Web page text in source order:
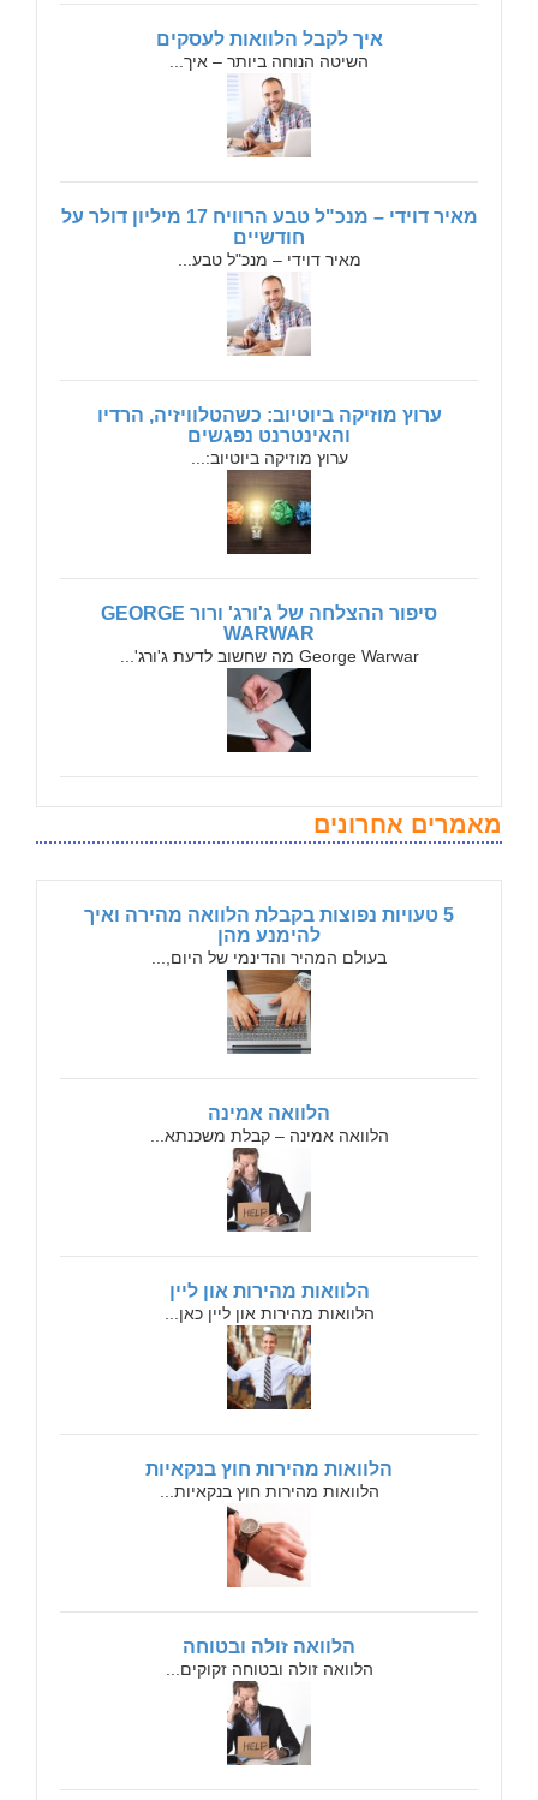
איך לקבל הלוואות לעסקים
השיטה הנוחה ביותר – איך...
מאיר דוידי – מנכ"ל טבע הרוויח 17 מיליון דולר על
חודשיים
מאיר דוידי – מנכ"ל טבע...
ערוץ מוזיקה ביוטיוב: כשהטלוויזיה, הרדיו
והאינטרנט נפגשים
ערוץ מוזיקה ביוטיוב:...
סיפור ההצלחה של ג'ורג' ורור GEORGE
WARWAR
George Warwar מה שחשוב לדעת ג'ורג'...
מאמרים אחרונים
5 טעויות נפוצות בקבלת הלוואה מהירה ואיך
להימנע מהן
בעולם המהיר והדינמי של היום,...
הלוואה אמינה
הלוואה אמינה – קבלת משכנתא...
הלוואות מהירות און ליין
הלוואות מהירות און ליין כאן...
הלוואות מהירות חוץ בנקאיות
הלוואות מהירות חוץ בנקאיות...
הלוואה זולה ובטוחה
הלוואה זולה ובטוחה זקוקים...